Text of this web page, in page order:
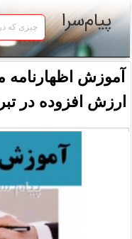
پیام‌سرا
آموزش اظهارنامه
ارزش افزوده در